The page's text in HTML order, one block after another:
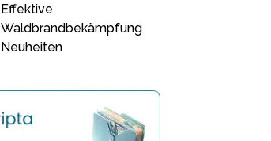
Effektive
Waldbrandbekämpfung
Neuheiten